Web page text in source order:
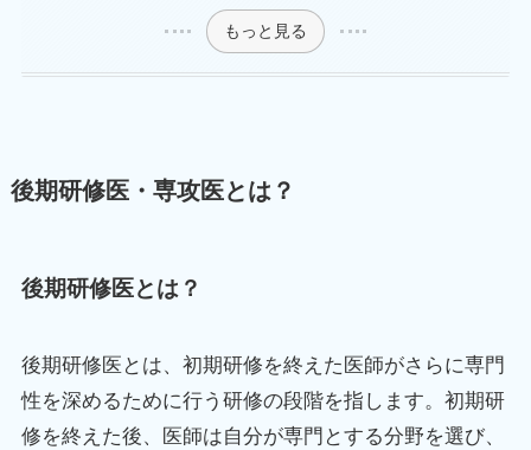
もっと見る
後期研修医・専攻医とは？
後期研修医とは？
後期研修医とは、初期研修を終えた医師がさらに専門
性を深めるために行う研修の段階を指します。初期研
修を終えた後、医師は自分が専門とする分野を選び、